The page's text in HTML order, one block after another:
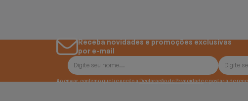
Receba novidades e promoções exclusivas
por e-mail
Ao enviar, confirmo que li e aceito a Declaração de Privacidade